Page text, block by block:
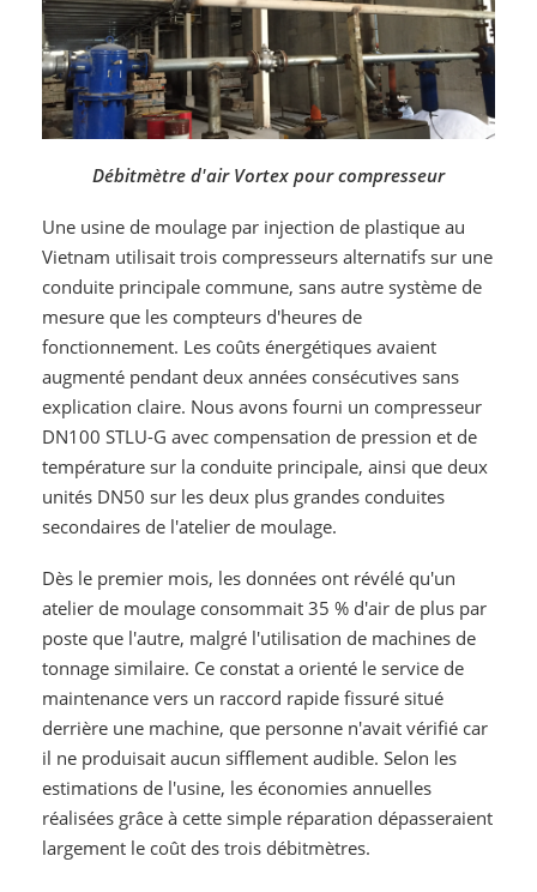
Débitmètre d'air Vortex pour compresseur
Une usine de moulage par injection de plastique au
Vietnam utilisait trois compresseurs alternatifs sur une
conduite principale commune, sans autre système de
mesure que les compteurs d'heures de
fonctionnement. Les coûts énergétiques avaient
augmenté pendant deux années consécutives sans
explication claire. Nous avons fourni un compresseur
DN100 STLU-G avec compensation de pression et de
température sur la conduite principale, ainsi que deux
unités DN50 sur les deux plus grandes conduites
secondaires de l'atelier de moulage.
Dès le premier mois, les données ont révélé qu'un
atelier de moulage consommait 35 % d'air de plus par
poste que l'autre, malgré l'utilisation de machines de
tonnage similaire. Ce constat a orienté le service de
maintenance vers un raccord rapide fissuré situé
derrière une machine, que personne n'avait vérifié car
il ne produisait aucun sifflement audible. Selon les
estimations de l'usine, les économies annuelles
réalisées grâce à cette simple réparation dépasseraient
largement le coût des trois débitmètres.